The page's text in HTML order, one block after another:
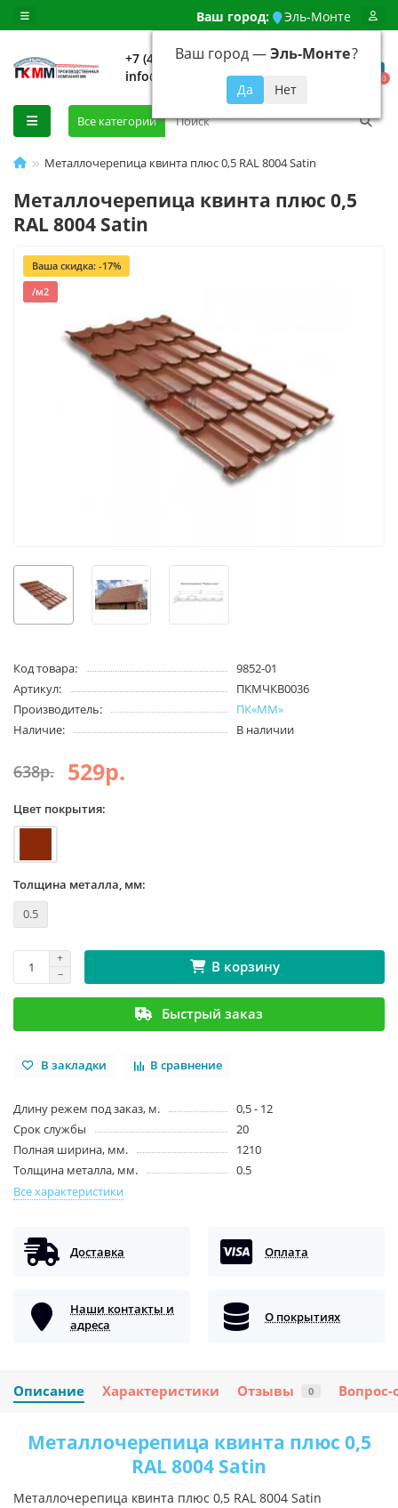
Ваш город: Эль-Монте
Ваш город —Эль-Монте?
+7 (499) 648-92-94
info@evroshtaketnikmoskva.ru
0
Все категории
Металлочерепица квинта плюс 0,5 RAL 8004 Satin
Металлочерепица квинта плюс 0,5
RAL 8004 Satin
Ваша скидка: -17%
/м2
Код товара:
9852-01
Артикул:
ПКМЧКВ0036
Производитель:
ПК«ММ»
Наличие:
В наличии
638р. 529р.
Цвет покрытия:
Толщина металла, мм:
0.5
В корзину
Быстрый заказ
В закладки В сравнение
Длину режем под заказ, м.
0,5 - 12
Срок службы
20
Полная ширина, мм.
1210
Толщина металла, мм.
0.5
Все характеристики
Доставка Оплата
Наши контакты и
адреса
О покрытиях
Описание Характеристики Отзывы 0 Вопрос-
Металлочерепица квинта плюс 0,5
RAL 8004 Satin
Металлочерепица квинта плюс 0,5 RAL 8004 Satin